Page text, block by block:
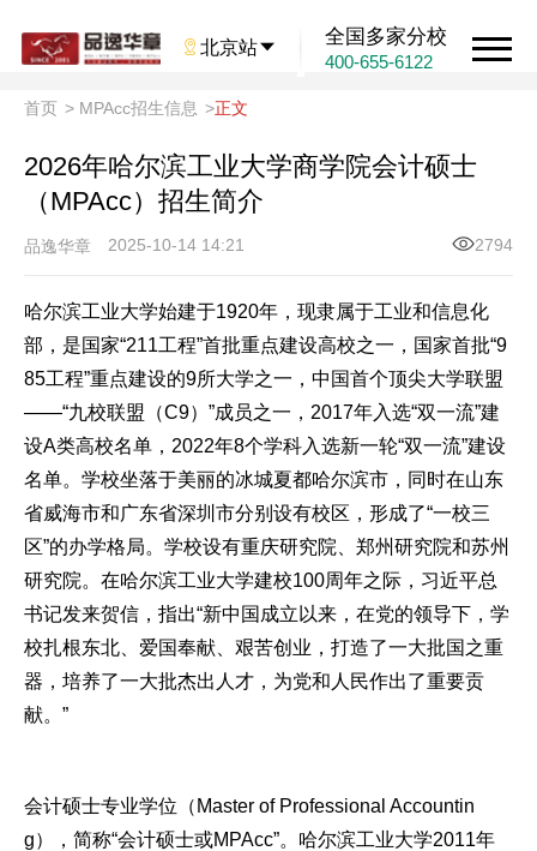
北京站 全国多家分校
400-655-6122
首页 > MPAcc招生信息 >正文
2026年哈尔滨工业大学商学院会计硕士
（MPAcc）招生简介
品逸华章 2025-10-14 14:21 2794
哈尔滨工业大学始建于1920年，现隶属于工业和信息化
部，是国家“211工程”首批重点建设高校之一，国家首批“9
85工程”重点建设的9所大学之一，中国首个顶尖大学联盟
——“九校联盟（C9）”成员之一，2017年入选“双一流”建
设A类高校名单，2022年8个学科入选新一轮“双一流”建设
名单。学校坐落于美丽的冰城夏都哈尔滨市，同时在山东
省威海市和广东省深圳市分别设有校区，形成了“一校三
区”的办学格局。学校设有重庆研究院、郑州研究院和苏州
研究院。在哈尔滨工业大学建校100周年之际，习近平总
书记发来贺信，指出“新中国成立以来，在党的领导下，学
校扎根东北、爱国奉献、艰苦创业，打造了一大批国之重
器，培养了一大批杰出人才，为党和人民作出了重要贡
献。”
会计硕士专业学位（Master of Professional Accountin
g），简称“会计硕士或MPAcc”。哈尔滨工业大学2011年